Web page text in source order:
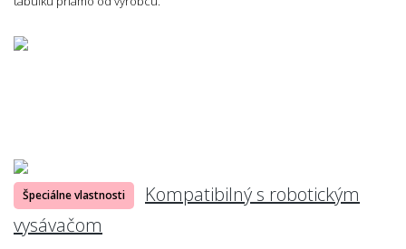
Špeciálne vlastnosti
Kompatibilný s robotickým
vysávačom